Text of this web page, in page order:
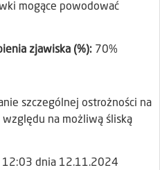
mogące powodować
zjawiska (%): 70%
szczególnej ostrożności na
względu na możliwą śliską
12:03 dnia 12.11.2024